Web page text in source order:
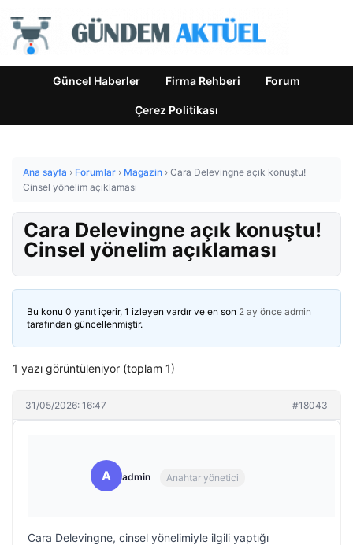
Güncel Haberler Firma Rehberi Forum
Çerez Politikası
Ana sayfa › Forumlar › Magazin › Cara Delevingne açık konuştu!
Cinsel yönelim açıklaması
Cara Delevingne açık konuştu!
Cinsel yönelim açıklaması
Bu konu 0 yanıt içerir, 1 izleyen vardır ve en son 2 ay önce admin
tarafından güncellenmiştir.
1 yazı görüntüleniyor (toplam 1)
31/05/2026: 16:47 #18043
A admin Anahtar yönetici
Cara Delevingne, cinsel yönelimiyle ilgili yaptığı